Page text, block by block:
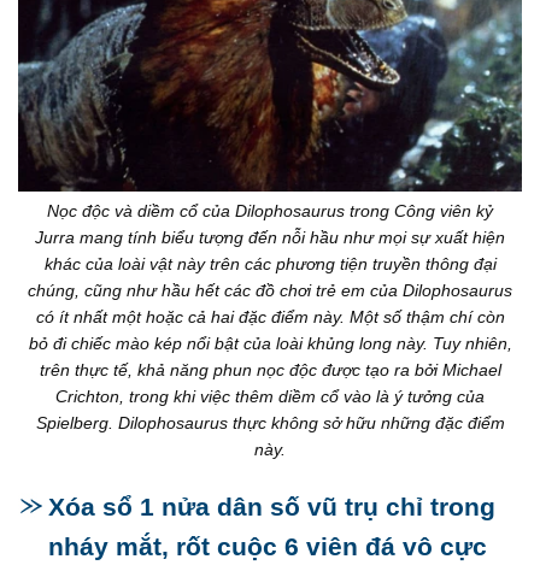
Nọc độc và diềm cổ của Dilophosaurus trong Công viên kỷ
Jurra mang tính biểu tượng đến nỗi hầu như mọi sự xuất hiện
khác của loài vật này trên các phương tiện truyền thông đại
chúng, cũng như hầu hết các đồ chơi trẻ em của Dilophosaurus
có ít nhất một hoặc cả hai đặc điểm này. Một số thậm chí còn
bỏ đi chiếc mào kép nổi bật của loài khủng long này. Tuy nhiên,
trên thực tế, khả năng phun nọc độc được tạo ra bởi Michael
Crichton, trong khi việc thêm diềm cổ vào là ý tưởng của
Spielberg. Dilophosaurus thực không sở hữu những đặc điểm
này.
Xóa sổ 1 nửa dân số vũ trụ chỉ trong
nháy mắt, rốt cuộc 6 viên đá vô cực